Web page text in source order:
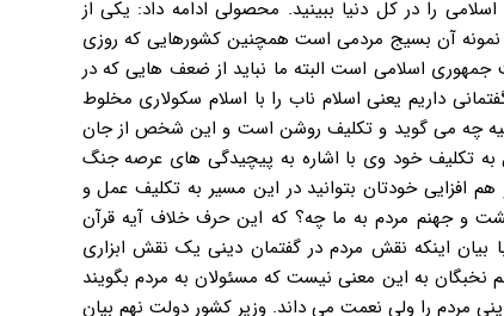
را در کل دنیا ببینید. محصولی ادامه داد: یکی از
نمونه آن بسیج مردمی است همچنین کشورهایی که روزی
جمهوری اسلامی است البته ما نباید از ضعف هایی که در
داریم یعنی اسلام ناب را با اسلام سکولاری مخلوط
چه می گوید و تکلیف روشن است و این شخص از جان
تکلیف خود وی با اشاره به پیچیدگی های عرصه جنگ
افزایی خودتان بتوانید در این مسیر به تکلیف عمل و
و جهنم مردم به ما چه؟ که این حرف خلاف آیه قرآن
اینکه نقش مردم در گفتمان دینی یک نقش ابزاری
به این معنی نیست که مسئولان به مردم بگویند
مردم را ولی نعمت می داند. وزیر کشور دولت نهم بیان